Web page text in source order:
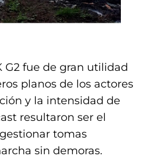
G2 fue de gran utilidad
planos de los actores
y la intensidad de
resultaron ser el
tomas
sin demoras.